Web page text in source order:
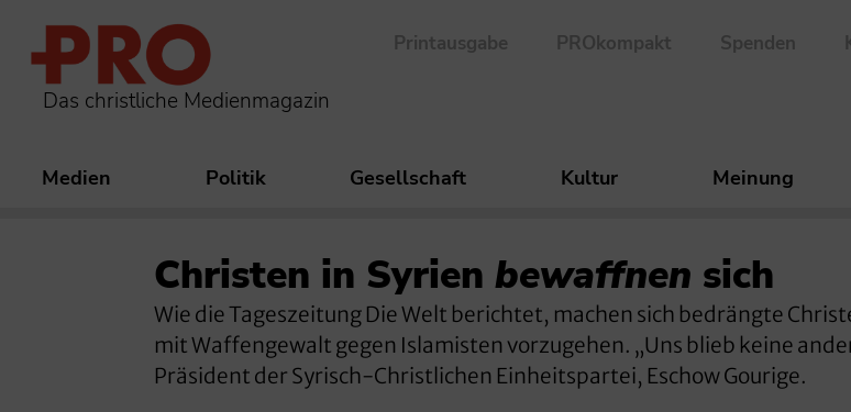
Das christliche Medienmagazin
Printausgabe PROkompakt Spenden
Medien Politik Gesellschaft Kultur Meinung
Christen in Syrien bewaffnen sich
Wie die Tageszeitung Die Welt berichtet, machen sich bedrängte
mit Waffengewalt gegen Islamisten vorzugehen. „Uns blieb keine
Präsident der Syrisch-Christlichen Einheitspartei, Eschow Gourige.